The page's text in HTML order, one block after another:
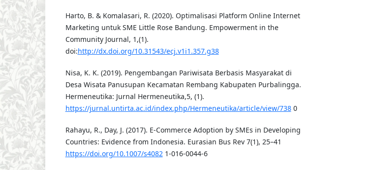
Harto, B. & Komalasari, R. (2020). Optimalisasi Platform Online Internet
Marketing untuk SME Little Rose Bandung. Empowerment in the
Community Journal, 1,(1).
doi:http://dx.doi.org/10.31543/ecj.v1i1.357.g38
Nisa, K. K. (2019). Pengembangan Pariwisata Berbasis Masyarakat di
Desa Wisata Panusupan Kecamatan Rembang Kabupaten Purbalingga.
Hermeneutika: Jurnal Hermeneutika,5, (1).
https://jurnal.untirta.ac.id/index.php/Hermeneutika/article/view/7380
Rahayu, R., Day, J. (2017). E-Commerce Adoption by SMEs in Developing
Countries: Evidence from Indonesia. Eurasian Bus Rev 7(1), 25–41
https://doi.org/10.1007/s40821-016-0044-6